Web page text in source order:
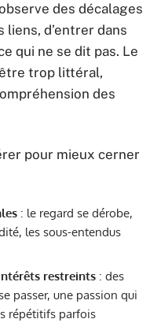
des décalages
liens, d’entrer dans
qui ne se dit pas. Le
trop littéral,
des
pour mieux cerner
: le regard se dérobe,
les sous-entendus
restreints : des
passer, une passion qui
répétitifs parfois